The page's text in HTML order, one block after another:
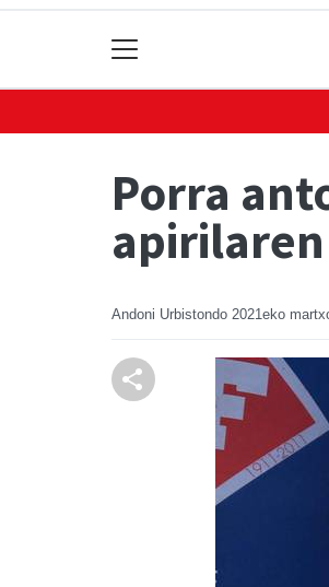
Porra
Andoni Urbistondo 2021eko